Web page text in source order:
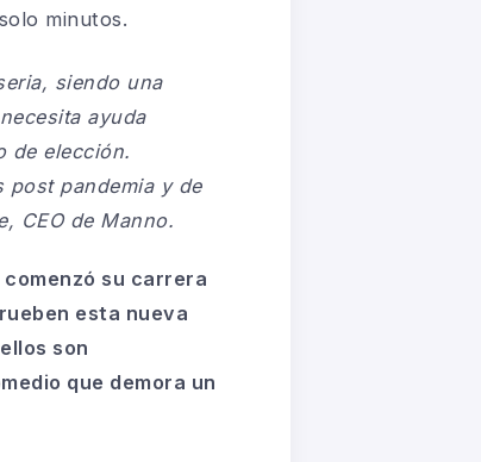
minutos.
siendo una
ayuda
de elección.
post pandemia y de
CEO de Manno.
su carrera
esta nueva
son
que demora un